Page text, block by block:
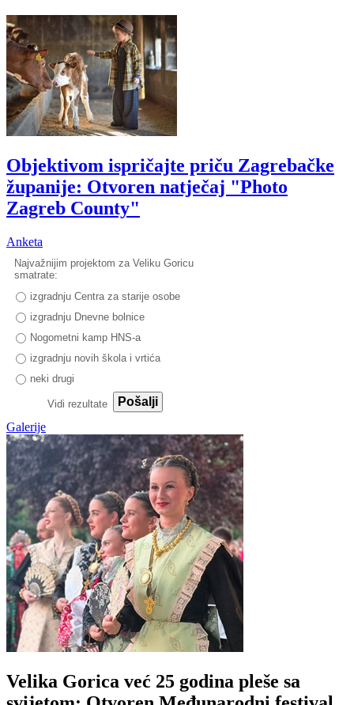
Objektivom ispričajte priču Zagrebačke
županije: Otvoren natječaj "Photo
Zagreb County"
Anketa
Najvažnijim projektom za Veliku Goricu
smatrate:
izgradnju Centra za starije osobe
izgradnju Dnevne bolnice
Nogometni kamp HNS-a
izgradnju novih škola i vrtića
neki drugi
Vidi rezultate
Pošalji
Galerije
Velika Gorica već 25 godina pleše sa